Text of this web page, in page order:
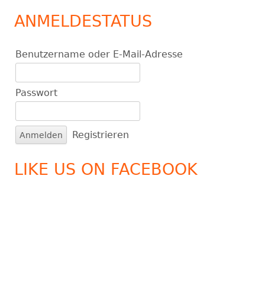
ANMELDESTATUS
Benutzername oder E-Mail-Adresse
Passwort
A
l
t
Registrieren
LIKE US ON FACEBOOK